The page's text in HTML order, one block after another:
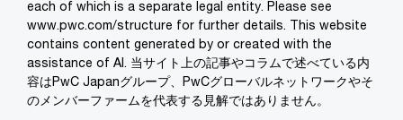
each of which is a separate legal entity. Please see
www.pwc.com/structure for further details. This website
contains content generated by or created with the
assistance of AI. 当サイト上の記事やコラムで述べている内
容はPwC Japanグループ、PwCグローバルネットワークやそ
のメンバーファームを代表する見解ではありません。